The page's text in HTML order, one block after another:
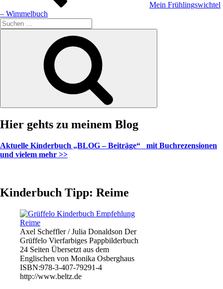
Mein Frühlingswichtel
– Wimmelbuch
Suche
nach:
Hier gehts zu meinem Blog
Aktuelle Kinderbuch „BLOG – Beiträge“ mit Buchrezensionen
und vielem mehr >>
Kinderbuch Tipp: Reime
Axel Scheffler / Julia Donaldson Der
Grüffelo Vierfarbiges Pappbilderbuch
24 Seiten Übersetzt aus dem
Englischen von Monika Osberghaus
ISBN:978-3-407-79291-4
http://www.beltz.de